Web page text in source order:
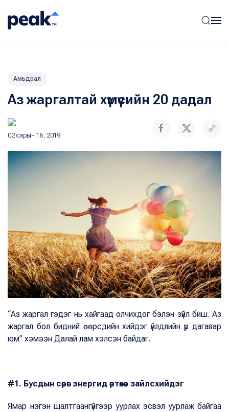
Амьдрал
Аз жаргалтай хүмүүсийн 20 дадал
02 сарын 16, 2019
“Аз жаргал гэдэг нь хайгаад олчихдог бэлэн зүйл биш. Аз
жаргал бол бидний өөрсдийн хийдэг үйлдлийн үр дагавар
юм” хэмээн Далай лам хэлсэн байдаг.
#1. Бусдын сөрөг энергид өртөхөөс зайлсхийдэг
Ямар нэгэн шалтгаангүйгээр уурлах эсвэл уурлаж байгаа